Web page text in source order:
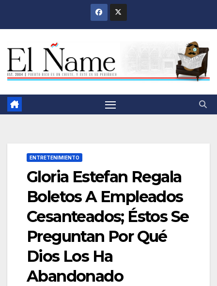
ENTRETENIMIENTO
Gloria Estefan Regala
Boletos A Empleados
Cesanteados; Éstos Se
Preguntan Por Qué
Dios Los Ha
Abandonado